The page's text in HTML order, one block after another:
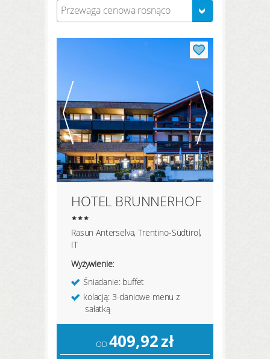
Przewaga cenowa rosnąco
HOTEL BRUNNERHOF
Rasun Anterselva, Trentino-Südtirol,
IT
Wyżywienie:
Śniadanie: buffet
kolacją: 3-daniowe menu z
sałatką
OD409,92zł